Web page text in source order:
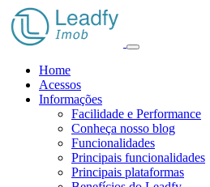
Home
Acessos
Informações
Facilidade e Performance
Conheça nosso blog
Funcionalidades
Principais funcionalidades
Principais plataformas